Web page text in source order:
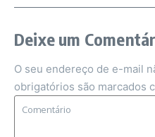
Deixe um
O seu endereço de e-mail
obrigatórios são marcados